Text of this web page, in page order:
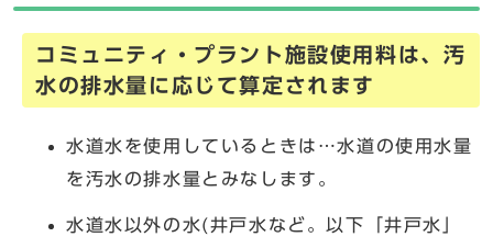
コミュニティ・プラント施設使用料は、汚
水の排水量に応じて算定されます
水道水を使用しているときは…水道の使用水量
を汚水の排水量とみなします。
水道水以外の水(井戸水など。以下「井戸水」